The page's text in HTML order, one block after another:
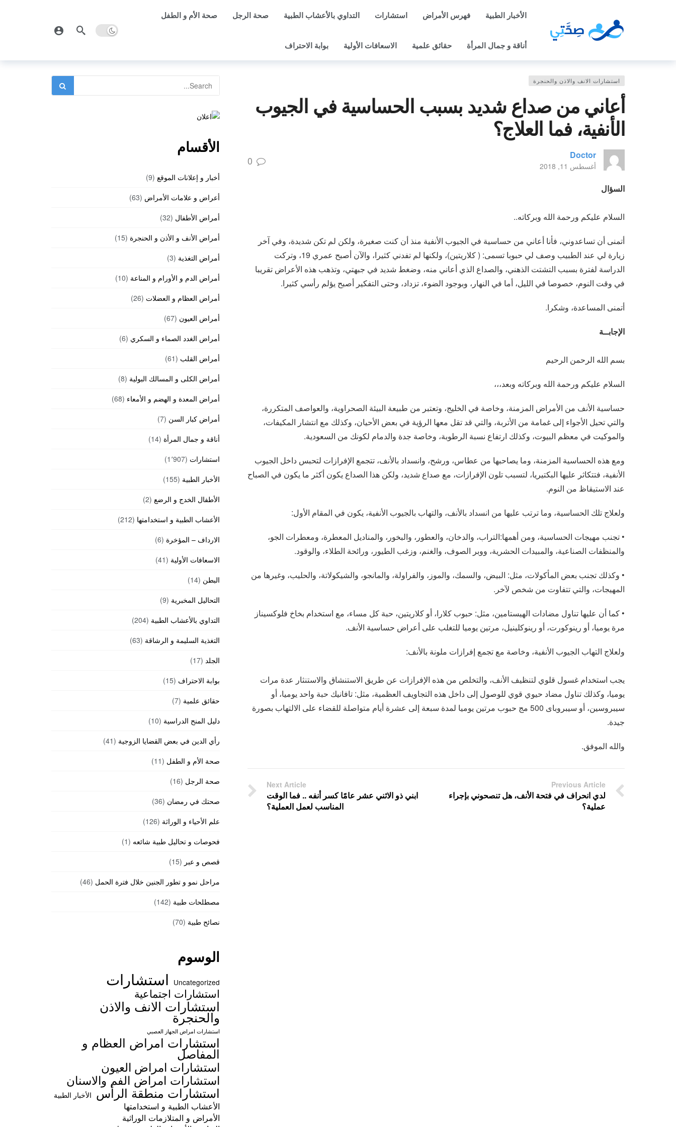
الأخبار الطبية فهرس الأمراض استشارات التداوي بالأعشاب الطبية صحة الرجل صحة الأم و الطفل
أناقة و جمال المرأة حقائق علمية الاسعافات الأولية بوابة الاحتراف
استشارات الانف والاذن والحنجرة
أعاني من صداع شديد بسبب الحساسية في الجيوب
الأنفية، فما العلاج؟
Doctor
أغسطس 11, 2018 0
السؤال
السلام عليكم ورحمة الله وبركاته..
أتمنى أن تساعدوني، فأنا أعاني من حساسية في الجيوب الأنفية منذ أن كنت صغيرة، ولكن لم تكن شديدة، وفي آخر
زيارة لي عند الطبيب وصف لي حبوبا تسمى: ( كلاريتين)، ولكنها لم تفدني كثيرا، والآن أصبح عمري 19، وتركت
الدراسة لفترة بسبب التشتت الذهني، والصداع الذي أعاني منه، وضغط شديد في جبهتي، وتذهب هذه الأعراض تقريبا
في وقت النوم، خصوصا في الليل، أما في النهار، وبوجود الضوء، تزداد، وحتى التفكير أصبح يؤلم رأسي كثيرا.
أتمنى المساعدة، وشكرا.
الإجابــة
بسم الله الرحمن الرحيم
السلام عليكم ورحمة الله وبركاته وبعد،،،
حساسية الأنف من الأمراض المزمنة، وخاصة في الخليج، وتعتبر من طبيعة البيئة الصحراوية، والعواصف المتكررة،
والتي تحيل الأجواء إلى غمامة من الأتربة، والتي قد تقل معها الرؤية في بعض الأحيان، وكذلك مع انتشار المكيفات،
والموكيت في معظم البيوت، وكذلك ارتفاع نسبة الرطوبة، وخاصة جدة والدمام لكونك من السعودية.
ومع هذه الحساسية المزمنة، وما يصاحبها من عطاس، ورشح، وانسداد بالأنف، تتجمع الإفرازات لتحبس داخل الجيوب
الأنفية، فتتكاثر عليها البكتيريا، لتسبب تلون الإفرازات، مع صداع شديد، ولكن هذا الصداع يكون أكثر ما يكون في الصباح
عند الاستيقاظ من النوم.
ولعلاج تلك الحساسية، وما ترتب عليها من انسداد بالأنف، والتهاب بالجيوب الأنفية، يكون في المقام الأول:
• تجنب مهيجات الحساسية، ومن أهمها:التراب، والدخان، والعطور، والبخور، والمناديل المعطرة، ومعطرات الجو،
والمنظفات الصناعية، والمبيدات الحشرية، ووبر الصوف، والغنم، وزغب الطيور، ورائحة الطلاء، والوقود.
• وكذلك تجنب بعض المأكولات، مثل: البيض، والسمك، والموز، والفراولة، والمانجو، والشيكولاتة، والحليب، وغيرها من
المهيجات، والتي تتفاوت من شخص لآخر.
• كما أن عليها تناول مضادات الهيستامين، مثل: حبوب كلارا، أو كلاريتين، حبة كل مساء، مع استخدام بخاخ فلوكسيناز
مرة يوميا، أو رينوكورت، أو رينوكلينيل، مرتين يوميا للتغلب على أعراض حساسية الأنف.
ولعلاج التهاب الجيوب الأنفية، وخاصة مع تجمع إفرازات ملونة بالأنف:
يجب استخدام غسول قلوي لتنظيف الأنف، والتخلص من هذه الإفرازات عن طريق الاستنشاق والاستنثار عدة مرات
يوميا، وكذلك تناول مضاد حيوي قوي للوصول إلى داخل هذه التجاويف العظمية، مثل: تافانيك حبة واحد يوميا، أو
سيبروسين، أو سيبروباى 500 مج حبوب مرتين يوميا لمدة سبعة إلى عشرة أيام متواصلة للقضاء على الالتهاب بصورة
جيدة.
والله الموفق.
Previous Article
لدي انحراف في فتحة الأنف، هل تنصحوني بإجراء
عملية؟
Next Article
ابني ذو الاثني عشر عامًا كسر أنفه .. فما الوقت
المناسب لعمل العملية؟
الأقسام
أخبار و إعلانات الموقع (9)
أعراض و علامات الأمراض (63)
أمراض الأطفال (32)
أمراض الأنف و الأذن و الحنجرة (15)
أمراض التغذية (3)
أمراض الدم و الأورام و المناعة (10)
أمراض العظام و العضلات (26)
أمراض العيون (67)
أمراض الغدد الصماء و السكري (6)
أمراض القلب (61)
أمراض الكلى و المسالك البولية (8)
أمراض المعدة و الهضم و الأمعاء (68)
أمراض كبار السن (7)
أناقة و جمال المرأة (14)
استشارات (1٬907)
الأخبار الطبية (155)
الأطفال الخدج و الرضع (2)
الأعشاب الطبية و استخدامتها (212)
الارداف – المؤخرة (6)
الاسعافات الأولية (41)
البطن (14)
التحاليل المخبرية (9)
التداوي بالأعشاب الطبية (204)
التغذية السليمة و الرشاقة (63)
الجلد (17)
بوابة الاحتراف (15)
حقائق علمية (7)
دليل المنح الدراسية (10)
رأي الدين في بعض القضايا الزوجية (41)
صحة الأم و الطفل (11)
صحة الرجل (16)
صحتك في رمضان (36)
علم الأحياء و الوراثة (126)
فحوصات و تحاليل طبية شائعه (1)
قصص و عبر (15)
مراحل نمو و تطور الجنين خلال فترة الحمل (46)
مصطلحات طبية (142)
نصائح طبية (70)
الوسوم
Uncategorized استشارات
استشارات اجتماعية
استشارات الانف والاذن
والحنجرة
استشارات امراض الجهاز العصبي
استشارات امراض العظام و
المفاصل
استشارات امراض العيون
استشارات امراض الفم والاسنان
استشارات منطقة الرأس الأخبار الطبية
الأعشاب الطبية و استخدامتها
الأمراض و المتلازمات الوراثية